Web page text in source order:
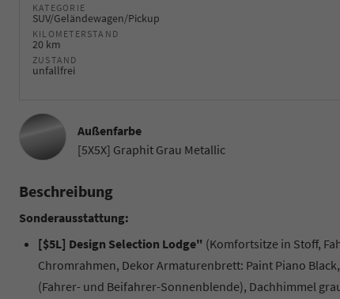
KATEGORIE
SUV/Geländewagen/Pickup
KILOMETERSTAND
20 km
ZUSTAND
unfallfrei
Außenfarbe
[5X5X] Graphit Grau Metallic
Beschreibung
Sonderausstattung:
[$5L] Design Selection Lodge" (Komfortsitze in Stoff,
Chromrahmen, Dekor Armaturenbrett: Paint Piano
(Fahrer- und Beifahrer-Sonnenblende), Dachhimmel